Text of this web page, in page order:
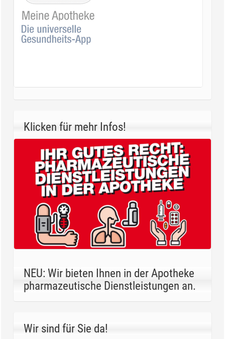
Klicken für mehr Infos!
NEU: Wir bieten Ihnen in der Apotheke
pharmazeutische Dienstleistungen an.
Wir sind für Sie da!